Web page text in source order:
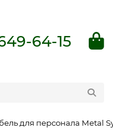
64-15
для персонала Metal